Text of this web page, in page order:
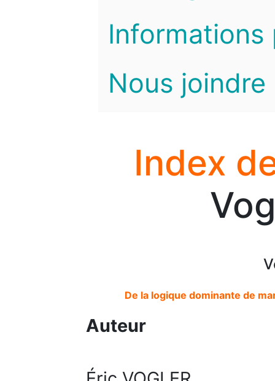
Informations
Nous joindre
Index
De la logique dominante de
Auteur